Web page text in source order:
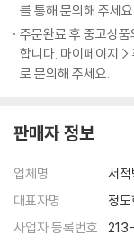
(2) Learning about
Unit 마다 토론 주제
00자에서 260자 내외
지문 어휘 5개를 알맞
4개의 객관식 문제가
내용을 잘 이해하였는
를 통해 문의해 주세요.
주문완료 후 중고상
합니다. 마이페이지
로 문의해 주세요.
판매자 정보
업체명
서
대표자명
정도
사업자 등록번호